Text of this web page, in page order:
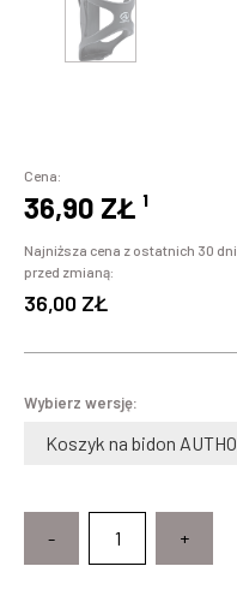
Cena:
36,90 ZŁ ¹
Najniższa cena z ostatnich 30 dni
przed zmianą:
36,00 ZŁ
Wybierz wersję:
- +